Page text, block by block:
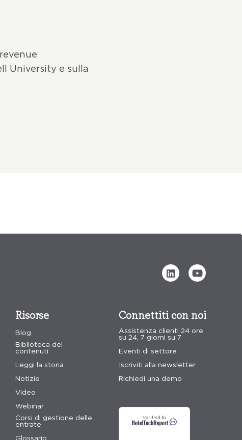
University e sulla
Risorse
Blog
Biblioteca dei
contenuti
Leggi la storia
Notizie
Video
Webinar
Corsi di gestione delle
entrate
Glossario
Connettiti con noi
Assistenza clienti 24 ore
su 24, 7 giorni su 7
Eventi di settore
Iscriviti alla newsletter
Richiedi una demo
Verified by